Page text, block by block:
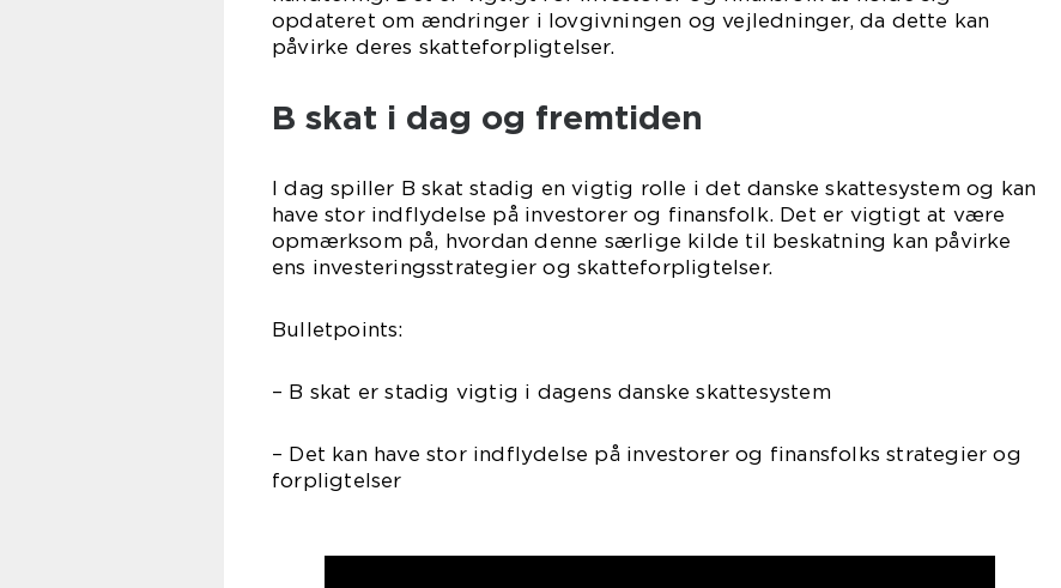
opdateret om ændringer i lovgivningen og vejledninger, da dette kan
påvirke deres skatteforpligtelser.
B skat i dag og fremtiden
I dag spiller B skat stadig en vigtig rolle i det danske skattesystem og kan
have stor indflydelse på investorer og finansfolk. Det er vigtigt at være
opmærksom på, hvordan denne særlige kilde til beskatning kan påvirke
ens investeringsstrategier og skatteforpligtelser.
Bulletpoints:
– B skat er stadig vigtig i dagens danske skattesystem
– Det kan have stor indflydelse på investorer og finansfolks strategier og
forpligtelser